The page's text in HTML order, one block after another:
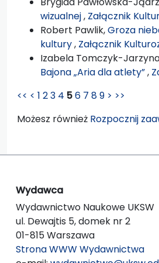
wizualnej, Załącznik
Robert Pawlik,Groza
kultury, Załącznik
Izabela Tomczyk-
Bajona „Aria dla atlety”,
<< < 1 23 4 56 7 89 > >>
Możesz również Rozpocznij
Wydawca
Wydawnictwo Naukowe UKSW
ul. Dewajtis 5, domek nr 2
01-815 Warszawa
Strona WWW Wydawnictwa